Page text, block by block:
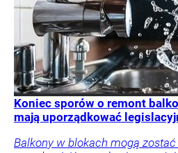
Koniec sporów o remont
mają uporządkować
Balkony w blokach mogą